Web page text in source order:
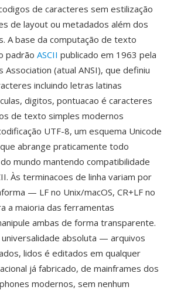
de caracteres sem estilização
de layout ou metadados além dos
A base da computação de texto
padrão ASCII publicado em 1963 pela
Association (atual ANSI), que definiu
incluindo letras latinas
digitos, pontuacao é caracteres
de texto simples modernos
UTF-8, um esquema Unicode
abrange praticamente todo
mundo mantendo compatibilidade
Às terminacoes de linha variam por
— LF no Unix/macOS, CR+LF no
a maioria das ferramentas
ambas de forma transparente.
absoluta — arquivos
lidos é editados em qualquer
já fabricado, de mainframes dos
modernos, sem nenhum